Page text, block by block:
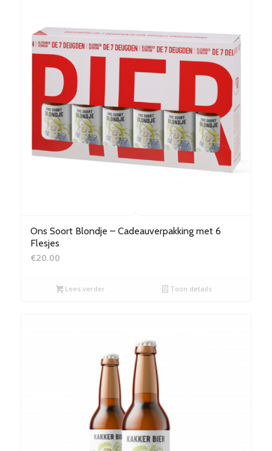
Ons Soort Blondje – Cadeauverpakking met 6
Flesjes
€20.00
Lees verder Toon details